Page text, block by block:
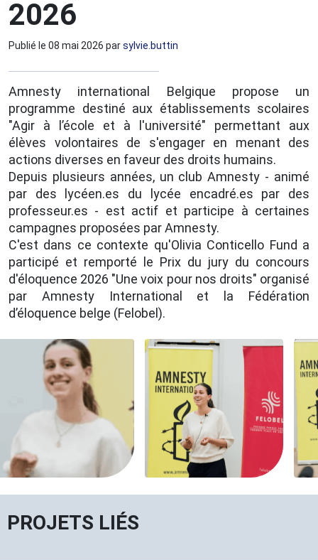
2026
Publié le 08 mai 2026 parsylvie.buttin
Amnesty international Belgique propose un
programme destiné aux établissements scolaires
"Agir à l’école et à l'université" permettant aux
élèves volontaires de s'engager en menant des
actions diverses en faveur des droits humains.
Depuis plusieurs années, un club Amnesty - animé
par des lycéen.es du lycée encadré.es par des
professeur.es - est actif et participe à certaines
campagnes proposées par Amnesty.
C'est dans ce contexte qu'Olivia Conticello Fund a
participé et remporté le Prix du jury du concours
d'éloquence 2026 "Une voix pour nos droits" organisé
par Amnesty International et la Fédération
d’éloquence belge (Felobel).
PROJETS LIÉS